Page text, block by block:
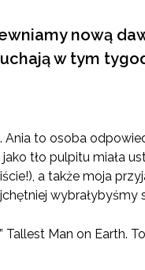
nową
w tym
to osoba
tło pulpitu miała
a także moja
Tallest Man on Earth.